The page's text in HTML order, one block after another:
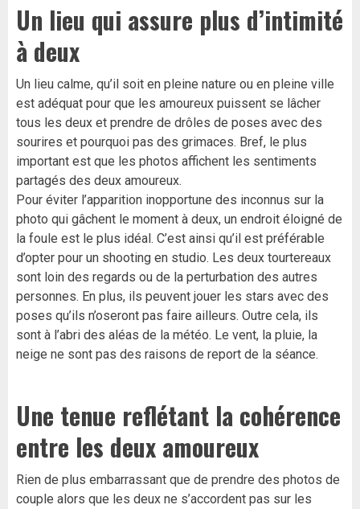
Un lieu qui assure plus d’intimité
à deux
Un lieu calme, qu’il soit en pleine nature ou en pleine ville
est adéquat pour que les amoureux puissent se lâcher
tous les deux et prendre de drôles de poses avec des
sourires et pourquoi pas des grimaces. Bref, le plus
important est que les photos affichent les sentiments
partagés des deux amoureux.
Pour éviter l’apparition inopportune des inconnus sur la
photo qui gâchent le moment à deux, un endroit éloigné de
la foule est le plus idéal. C’est ainsi qu’il est préférable
d’opter pour un shooting en studio. Les deux tourtereaux
sont loin des regards ou de la perturbation des autres
personnes. En plus, ils peuvent jouer les stars avec des
poses qu’ils n’oseront pas faire ailleurs. Outre cela, ils
sont à l’abri des aléas de la météo. Le vent, la pluie, la
neige ne sont pas des raisons de report de la séance.
Une tenue reflétant la cohérence
entre les deux amoureux
Rien de plus embarrassant que de prendre des photos de
couple alors que les deux ne s’accordent pas sur les